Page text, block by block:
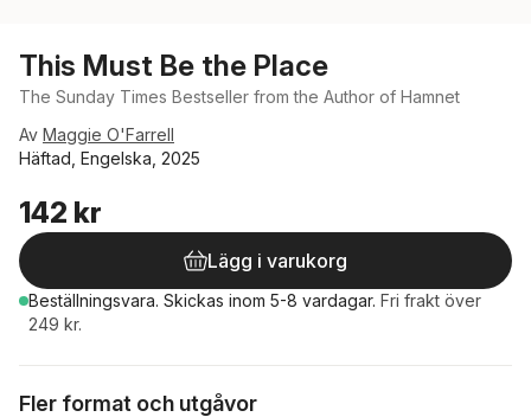
This Must Be the Place
The Sunday Times Bestseller from the Author of Hamnet
Av Maggie O'Farrell
Häftad, Engelska, 2025
142 kr
Lägg i varukorg
Beställningsvara. Skickas inom 5-8 vardagar. Fri frakt över
249 kr.
Fler format och utgåvor